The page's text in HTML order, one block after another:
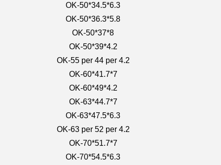
OK-50*34.5*6.3
OK-50*36.3*5.8
OK-50*37*8
OK-50*39*4.2
OK-55 per 44 per 4.2
OK-60*41.7*7
OK-60*49*4.2
OK-63*44.7*7
OK-63*47.5*6.3
OK-63 per 52 per 4.2
OK-70*51.7*7
OK-70*54.5*6.3